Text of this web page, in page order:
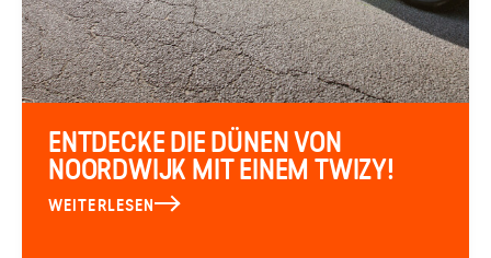
ENTDECKE DIE DÜNEN VON
NOORDWIJK MIT EINEM TWIZY!
WEITERLESEN